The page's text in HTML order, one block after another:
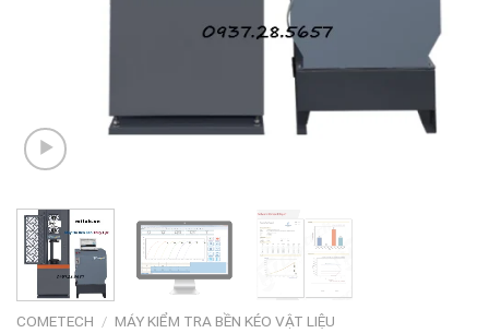
COMETECH / MÁY KIỂM TRA BỀN KÉO VẬT LIỆU